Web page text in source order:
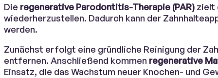
Die regenerative Parodontitis-Therapie (PAR) zielt
wiederherzustellen. Dadurch kann der
werden.
Zunächst erfolgt eine gründliche Reinigung der
entfernen. Anschließend kommen regenerative
Einsatz, die das Wachstum neuer Knochen- und